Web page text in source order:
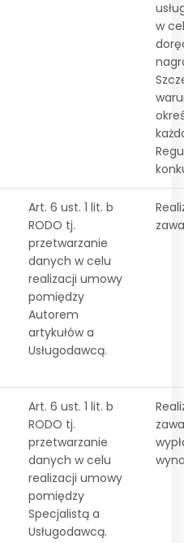
w
Art. 6 ust. 1 lit. b
RODO tj.
przetwarzanie
danych w celu
realizacji umowy
pomiędzy
Autorem
artykułów a
Usługodawcą.
Art. 6 ust. 1 lit. b
RODO tj.
przetwarzanie
danych w celu
realizacji umowy
pomiędzy
Specjalistą a
Usługodawcą.